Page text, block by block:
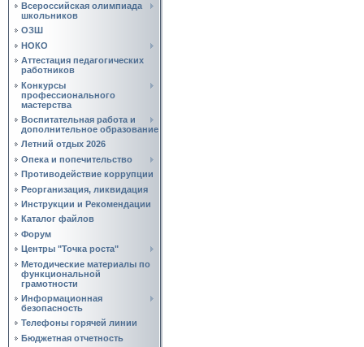
Всероссийская олимпиада
школьников
ОЗШ
НОКО
Аттестация педагогических
работников
Конкурсы
профессионального
мастерства
Воспитательная работа и
дополнительное образование
Летний отдых 2026
Опека и попечительство
Противодействие коррупции
Реорганизация, ликвидация
Инструкции и Рекомендации
Каталог файлов
Форум
Центры "Точка роста"
Методические материалы по
функциональной
грамотности
Информационная
безопасность
Телефоны горячей линии
Бюджетная отчетность